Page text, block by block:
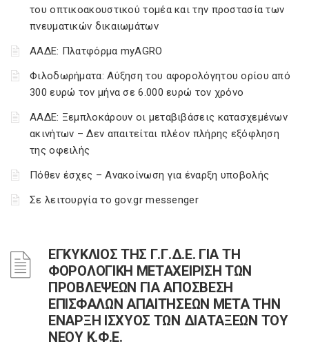
του οπτικοακουστικού τομέα και την προστασία των
πνευματικών δικαιωμάτων
ΑΑΔΕ: Πλατφόρμα myAGRO
Φιλοδωρήματα: Αύξηση του αφορολόγητου ορίου από
300 ευρώ τον μήνα σε 6.000 ευρώ τον χρόνο
ΑΑΔΕ: Ξεμπλοκάρουν οι μεταβιβάσεις κατασχεμένων
ακινήτων – Δεν απαιτείται πλέον πλήρης εξόφληση
της οφειλής
Πόθεν έσχες – Ανακοίνωση για έναρξη υποβολής
Σε λειτουργία το gov.gr messenger
ΕΓΚΥΚΛΙΟΣ ΤΗΣ Γ.Γ.Δ.Ε. ΓΙΑ ΤΗ
ΦΟΡΟΛΟΓΙΚΗ ΜΕΤΑΧΕΙΡΙΣΗ ΤΩΝ
ΠΡΟΒΛΕΨΕΩΝ ΓΙΑ ΑΠΟΣΒΕΣΗ
ΕΠΙΣΦΑΛΩΝ ΑΠΑΙΤΗΣΕΩΝ ΜΕΤΑ ΤΗΝ
ΕΝΑΡΞΗ ΙΣΧΥΟΣ ΤΩΝ ΔΙΑΤΑΞΕΩΝ ΤΟΥ
ΝΕΟΥ Κ.Φ.Ε.